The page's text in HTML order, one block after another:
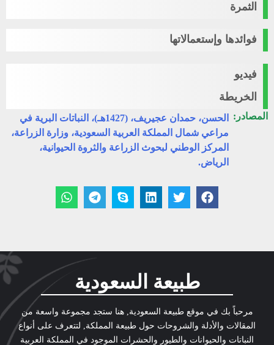
الثمرة
فوائدها وإستعمالاتها
فيديو
الخريطة
المصادر:
الحسن، حمدان عجيريف، (1427هـ)، النباتات البرية في
مراعي شمال المملكة العربية السعودية، وزارة الزراعة،
المركز الوطني لبحوث الزراعة والثروة الحيوانية،
الرياض.
طبيعة السعودية
مرحباً بك في موقع طبيعة السعودية, هنا ستجد مجموعة واسعة من
المقالات والأدلة والشروحات حول طبيعة المملكة, لتتعرف على أنواع
النباتات والحيوانات والطيور والحشرات الموجود في المملكة العربية